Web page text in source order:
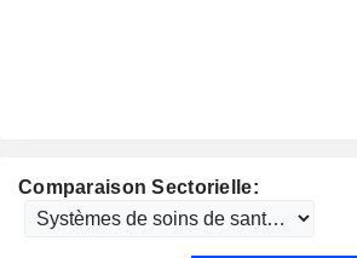
Comparaison Sectorielle: